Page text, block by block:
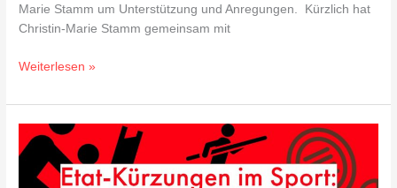
Marie Stamm um Unterstützung und Anregungen. Kürzlich hat
Christin-Marie Stamm gemeinsam mit
Weiterlesen »
Etat-
Kürzungen